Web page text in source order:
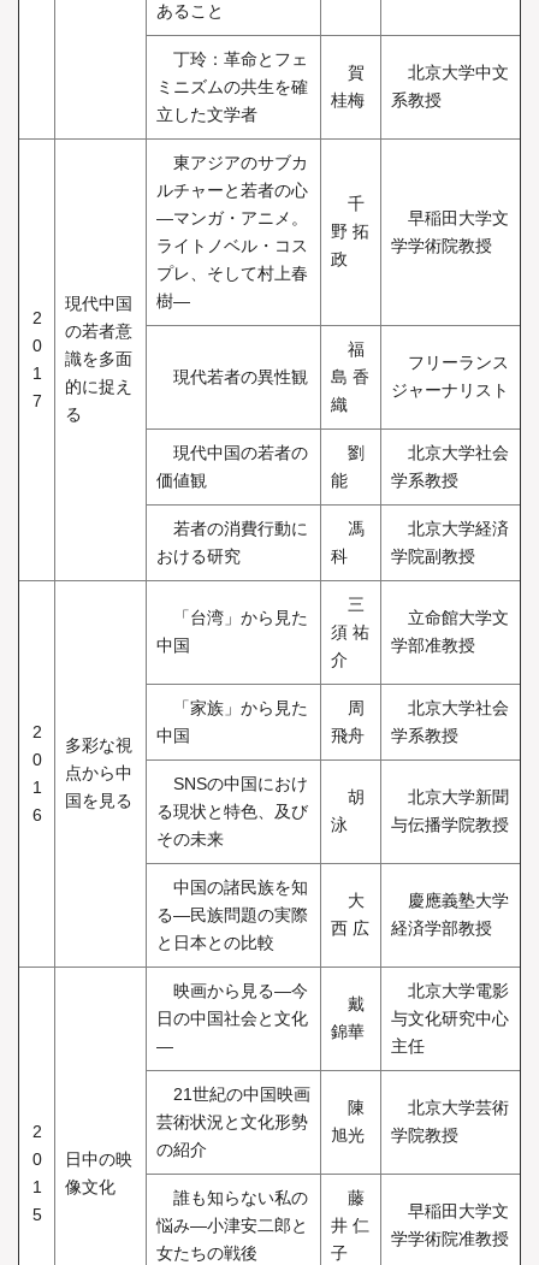
あること
丁玲：革命とフェ
ミニズムの共生を確
立した文学者
賀
桂梅
北京大学中文
系教授
2
0
1
7
現代中国
の若者意
識を多面
的に捉え
る
東アジアのサブカ
ルチャーと若者の心
―マンガ・アニメ。
ライトノベル・コス
プレ、そして村上春
樹―
千
野 拓
政
早稲田大学文
学学術院教授
現代若者の異性観
福
島 香
織
フリーランス
ジャーナリスト
現代中国の若者の
価値観
劉
能
北京大学社会
学系教授
若者の消費行動に
おける研究
馮
科
北京大学経済
学院副教授
2
0
1
6
多彩な視
点から中
国を見る
「台湾」から見た
中国
三
須 祐
介
立命館大学文
学部准教授
「家族」から見た
中国
周
飛舟
北京大学社会
学系教授
SNSの中国におけ
る現状と特色、及び
その未来
胡
泳
北京大学新聞
与伝播学院教授
中国の諸民族を知
る―民族問題の実際
と日本との比較
大
西 広
慶應義塾大学
経済学部教授
2
0
1
5
日中の映
像文化
映画から見る―今
日の中国社会と文化
―
戴
錦華
北京大学電影
与文化研究中心
主任
21世紀の中国映画
芸術状況と文化形勢
の紹介
陳
旭光
北京大学芸術
学院教授
誰も知らない私の
悩み―小津安二郎と
女たちの戦後
藤
井 仁
子
早稲田大学文
学学術院准教授